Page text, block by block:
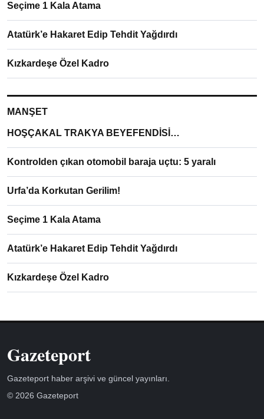
Seçime 1 Kala Atama
Atatürk’e Hakaret Edip Tehdit Yağdırdı
Kızkardeşe Özel Kadro
MANŞET
HOŞÇAKAL TRAKYA BEYEFENDİSİ…
Kontrolden çıkan otomobil baraja uçtu: 5 yaralı
Urfa’da Korkutan Gerilim!
Seçime 1 Kala Atama
Atatürk’e Hakaret Edip Tehdit Yağdırdı
Kızkardeşe Özel Kadro
Gazeteport
Gazeteport haber arşivi ve güncel yayınları.
© 2026 Gazeteport